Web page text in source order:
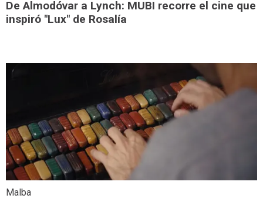
De Almodóvar a Lynch: MUBI recorre el cine que
inspiró "Lux" de Rosalía
Malba